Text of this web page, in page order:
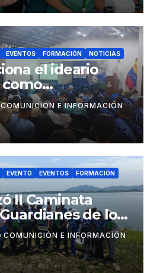
EVENTOS FORMACIÓN NOTICIAS
el ideario
de la soberanía
COMUNICIÓN E INFORMACIÓN
EVENTO EVENTOS
FORMACIÓN
II Caminata
de los
el marco del
y su 16°
COMUNICIÓN E INFORMACIÓN